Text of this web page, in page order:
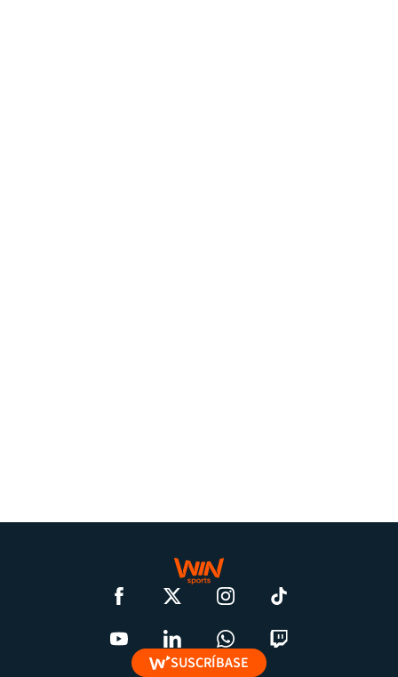
SUSCRÍBASE